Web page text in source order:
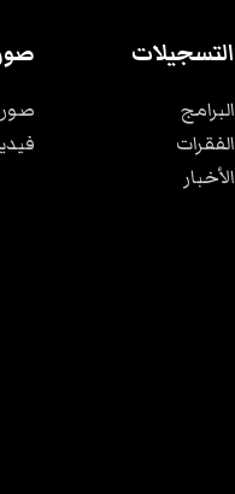
التسجيلات
البرامج
الفقرات
الأخبار
صور